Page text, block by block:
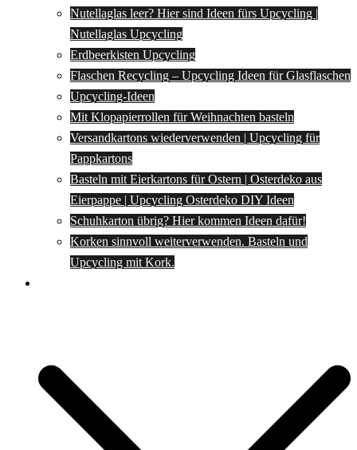
Nutellaglas leer? Hier sind Ideen fürs Upcycling |
Nutellaglas Upcycling
Erdbeerkisten Upcycling
Flaschen Recycling – Upcycling Ideen für Glasflaschen
Upcycling-Ideen
Mit Klopapierrollen für Weihnachten basteln
Versandkartons wiederverwenden | Upcycling für
Pappkartons
Basteln mit Eierkartons für Ostern | Osterdeko aus
Eierpappe | Upcycling Osterdeko DIY Ideen
Schuhkarton übrig? Hier kommen Ideen dafür!
Korken sinnvoll weiterverwenden. Basteln und
Upcycling mit Kork.